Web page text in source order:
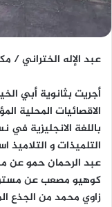
عبد الإله الختراني /
الاقصائيات المحلية
باللغة الانجليزية
التلميذات و التلاميذ
عبد الرحمان حمو عن
كوهيو مصعب عن مستوى
زاوي محمد من الجذع